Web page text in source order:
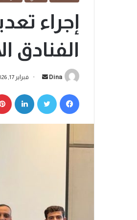
إجراء
الفنادق
Dina فبراير 17, 2026